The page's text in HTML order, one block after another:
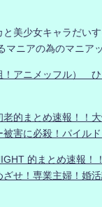
美少女キャラだい
マニアの為のマニア
！アニメッフル）
老的まとめ速報！！
被害に必殺！パイル
的まとめ速報！
ざせ！専業主婦！婚